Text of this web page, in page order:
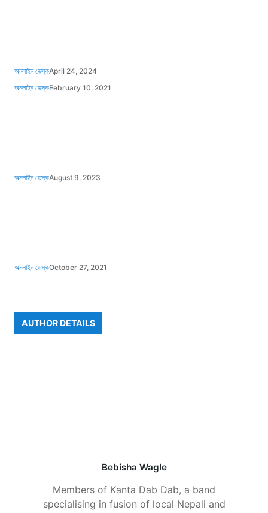
অনলাইন ডেস্কApril 24, 2024
অনলাইন ডেস্কFebruary 10, 2021
অনলাইন ডেস্কAugust 9, 2023
অনলাইন ডেস্কOctober 27, 2021
AUTHOR DETAILS
Bebisha Wagle
Members of Kanta Dab Dab, a band
specialising in fusion of local Nepali and